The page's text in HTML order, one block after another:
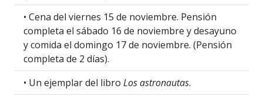
• Cena del viernes 15 de noviembre. Pensión
completa el sábado 16 de noviembre y desayuno
y comida el domingo 17 de noviembre. (Pensión
completa de 2 días).
• Un ejemplar del libro Los astronautas.